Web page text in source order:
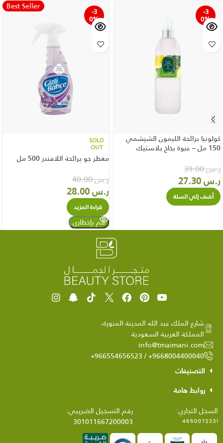
-3
0%
كولونيا برائحة الليمون الشيشمي
150 مل – عبوة بخاخ بلاستيك
ر.س39.00
ر.س
أضف إلي السلة
Best Seller
-3
0%
SOLD
OUT
معطر جو برائحة اللافندر 500 مل
ر.س40.00
ر.س
قراءة المزيد
شارع الملك عبد الله المدينة المنورة،
المملكة العربية السعودية
info@tmaimani.com
9668004400040+ / 966554656523+
التصنيفات
روابط هامة
السجل التجاري:
رقم التسجيل الضريبي:
301011667200003